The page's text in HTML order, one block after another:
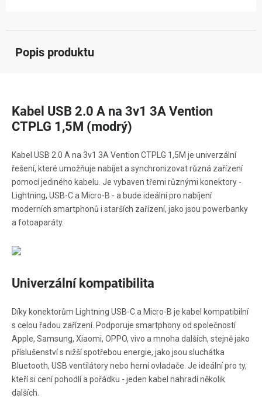
Popis produktu
Kabel USB 2.0 A na 3v1 3A Vention
CTPLG 1,5M (modrý)
Kabel USB 2.0 A na 3v1 3A Vention CTPLG 1,5M je univerzální
řešení, které umožňuje nabíjet a synchronizovat různá zařízení
pomocí jediného kabelu. Je vybaven třemi různými konektory -
Lightning, USB-C a Micro-B - a bude ideální pro nabíjení
moderních smartphonů i starších zařízení, jako jsou powerbanky
a fotoaparáty.
Univerzální kompatibilita
Díky konektorům Lightning USB-C a Micro-B je kabel kompatibilní
s celou řadou zařízení. Podporuje smartphony od společností
Apple, Samsung, Xiaomi, OPPO, vivo a mnoha dalších, stejně jako
příslušenství s nižší spotřebou energie, jako jsou sluchátka
Bluetooth, USB ventilátory nebo herní ovladače. Je ideální pro ty,
kteří si cení pohodlí a pořádku - jeden kabel nahradí několik
dalších.